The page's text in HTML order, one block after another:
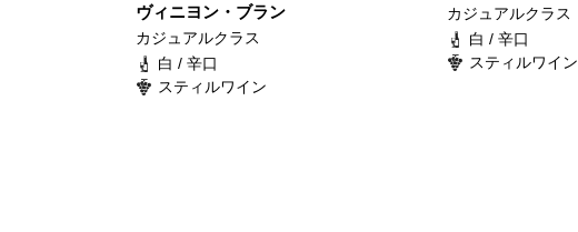
ヴィニヨン・ブラン
カジュアルクラス
白 / 辛口
スティルワイン
カジュアルクラス
白 / 辛口
スティルワイン